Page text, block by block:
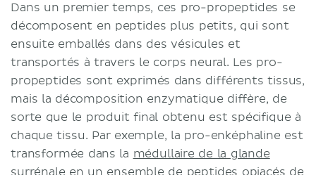
Dans un premier temps, ces pro-propeptides se
décomposent en peptides plus petits, qui sont
ensuite emballés dans des vésicules et
transportés à travers le corps neural. Les pro-
propeptides sont exprimés dans différents tissus,
mais la décomposition enzymatique diffère, de
sorte que le produit final obtenu est spécifique à
chaque tissu. Par exemple, la pro-enképhaline est
transformée dans la médullaire de la glande
surrénale en un ensemble de peptides opiacés de